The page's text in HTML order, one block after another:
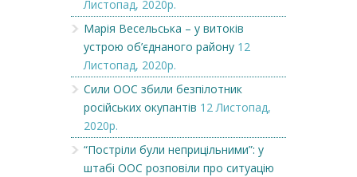
Листопад, 2020р.
Марія Весельська – у витоків
устрою об’єднаного району 12
Листопад, 2020р.
Сили ООС збили безпілотник
російських окупантів 12 Листопад,
2020р.
“Постріли були неприцільними”: у
штабі ООС розповіли про ситуацію